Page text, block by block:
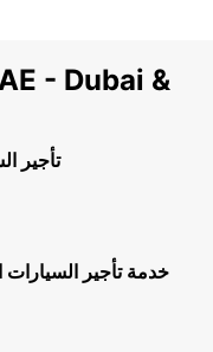
- Dubai &
تأجير
خدمة تأجير السيارات